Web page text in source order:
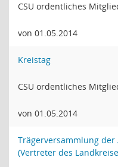
CSU ordentliches
von 01.05.2014
Kreistag
CSU ordentliches
von 01.05.2014
Trägerversammlung der
(Vertreter des